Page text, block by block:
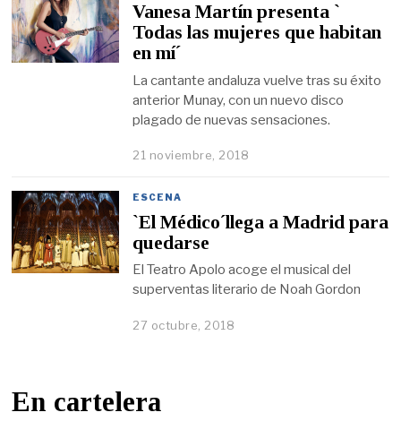
Vanesa Martín presenta `
Todas las mujeres que habitan
en mí´
La cantante andaluza vuelve tras su éxito
anterior Munay, con un nuevo disco
plagado de nuevas sensaciones.
21 noviembre, 2018
ESCENA
`El Médico´llega a Madrid para
quedarse
El Teatro Apolo acoge el musical del
superventas literario de Noah Gordon
27 octubre, 2018
En cartelera